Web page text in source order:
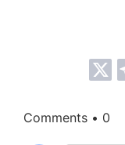
Comments • 0